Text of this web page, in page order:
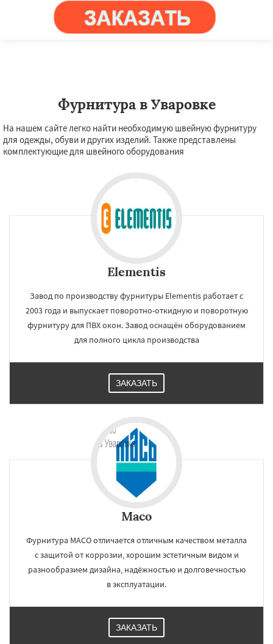
Фурнитура в Уваровке
На нашем сайте легко найти необходимую швейную фурнитуру
для одежды, обуви и других изделий. Также представлены
комплектующие для швейного оборудования
Elementis
Завод по производству фурнитуры Elementis работает с
2003 года и выпускает поворотно-откидную и поворотную
фурнитуру для ПВХ окон. Завод оснащён оборудованием
для полного цикла производства
ЗАКАЗАТЬ
Maco
Фурнитура MACO отличается отличным качеством металла
с защитой от коррозии, хорошим эстетичным видом и
разнообразием дизайна, надёжностью и долговечностью
в эксплуатации.
ЗАКАЗАТЬ